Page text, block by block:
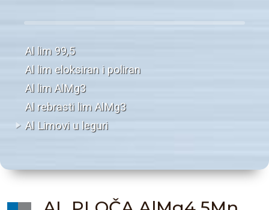
Al lim 99,5
Al lim eloksiran i poliran
Al lim AlMg3
Al rebrasti lim AlMg3
Al Limovi u leguri